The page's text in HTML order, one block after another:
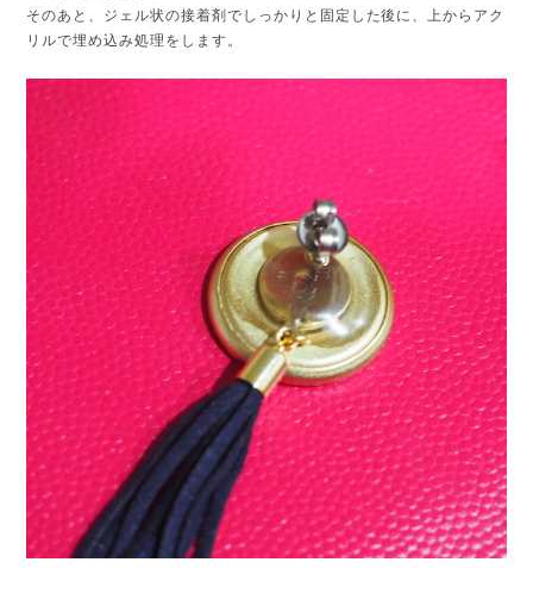
そのあと、ジェル状の接着剤でしっかりと固定した後に、上からアク
リルで埋め込み処理をします。